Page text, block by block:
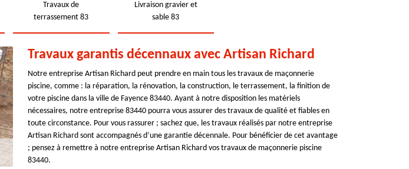
Travaux de
terrassement 83
Livraison gravier et
sable 83
Travaux garantis décennaux avec Artisan Richard
Notre entreprise Artisan Richard peut prendre en main tous les travaux de maçonnerie
piscine, comme : la réparation, la rénovation, la construction, le terrassement, la finition de
votre piscine dans la ville de Fayence 83440. Ayant à notre disposition les matériels
nécessaires, notre entreprise 83440 pourra vous assurer des travaux de qualité et fiables en
toute circonstance. Pour vous rassurer ; sachez que, les travaux réalisés par notre entreprise
Artisan Richard sont accompagnés d’une garantie décennale. Pour bénéficier de cet avantage
; pensez à remettre à notre entreprise Artisan Richard vos travaux de maçonnerie piscine
83440.